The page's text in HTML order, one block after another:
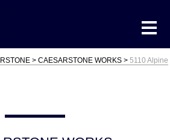
CAESARSTONE WORKS
5110 Alpine